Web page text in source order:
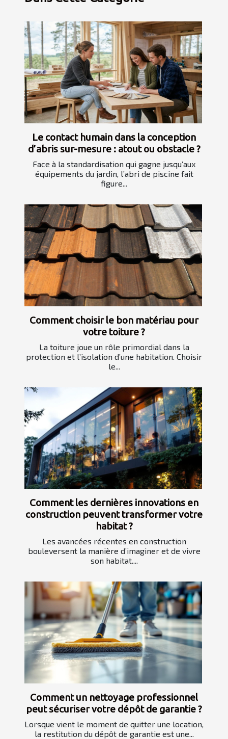
Le contact humain dans la conception
d’abris sur-mesure : atout ou obstacle ?
Face à la standardisation qui gagne jusqu’aux
équipements du jardin, l’abri de piscine fait
figure...
Comment choisir le bon matériau pour
votre toiture ?
La toiture joue un rôle primordial dans la
protection et l’isolation d’une habitation. Choisir
le...
Comment les dernières innovations en
construction peuvent transformer votre
habitat ?
Les avancées récentes en construction
bouleversent la manière d’imaginer et de vivre
son habitat....
Comment un nettoyage professionnel
peut sécuriser votre dépôt de garantie ?
Lorsque vient le moment de quitter une location,
la restitution du dépôt de garantie est une...